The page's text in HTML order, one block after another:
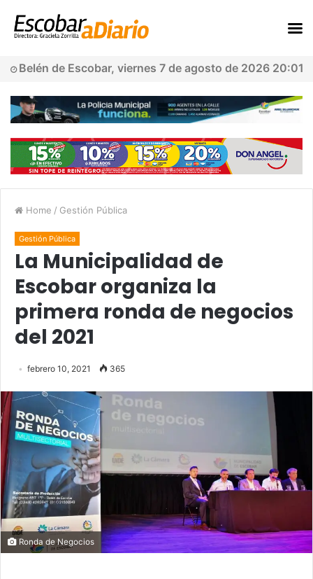
Belén de Escobar, viernes 7 de agosto de 2026 20:01
Home / Gestión Pública
Gestión Pública
La Municipalidad de
Escobar organiza la
primera ronda de negocios
del 2021
febrero 10, 2021 365
Ronda de Negocios